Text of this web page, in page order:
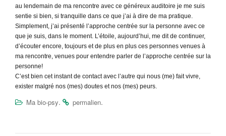
au lendemain de ma rencontre avec ce généreux auditoire je me suis
sentie si bien, si tranquille dans ce que j’ai à dire de ma pratique.
Simplement, j’ai présenté l’approche centrée sur la personne avec ce
que je suis, dans le moment. L’étoile, aujourd’hui, me dit de continuer,
d’écouter encore, toujours et de plus en plus ces personnes venues à
ma rencontre, venues pour entendre parler de l’approche centrée sur la
personne!
C’est bien cet instant de contact avec l’autre qui nous (me) fait vivre,
exister malgré nos (mes) doutes et nos (mes) peurs.
Ma bio-psy. permalien.